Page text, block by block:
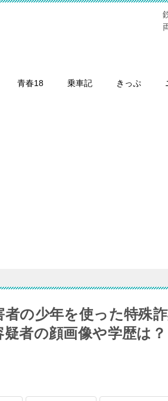
青春18 乗車記 きっぷ
者の少年を使った特殊
者の顔画像や学歴は？